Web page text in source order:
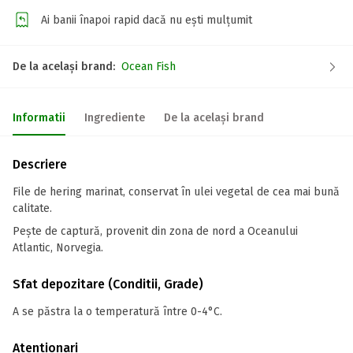
Ai banii înapoi rapid dacă nu ești mulțumit
De la același brand: Ocean Fish
Informatii Ingrediente De la același brand
Descriere
File de hering marinat, conservat în ulei vegetal de cea mai bună
calitate.
Pește de captură, provenit din zona de nord a Oceanului
Atlantic, Norvegia.
Sfat depozitare (Conditii, Grade)
A se păstra la o temperatură între 0-4°C.
Atentionari